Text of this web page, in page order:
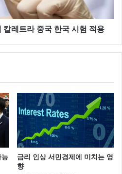
칼레트라 중국 한국 시험 적용
능
금리 인상 서민경제에 미치는 영
향